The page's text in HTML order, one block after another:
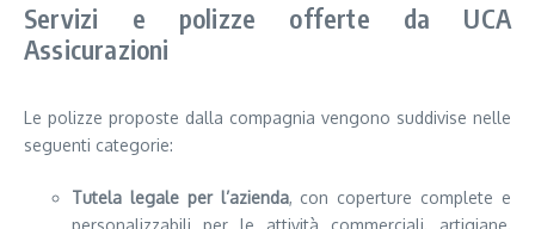
Servizi e polizze offerte da UCA
Assicurazioni
Le polizze proposte dalla compagnia vengono suddivise nelle
seguenti categorie:
Tutela legale per l’azienda, con coperture complete e